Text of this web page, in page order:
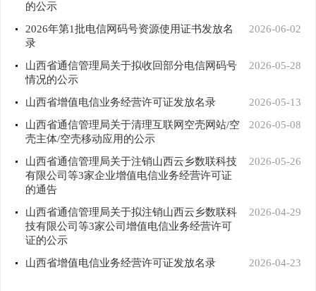
的公示
2026-06-02
2026年第1批电信网码号资源使用证书发放名
录
2026-05-28
山西省通信管理局关于拟收回部分电信网码号
情况的公示
2026-05-13
山西省增值电信业务经营许可证发放名录
2026-05-08
山西省通信管理局关于清理互联网空壳网站/空
壳主体/空壳移动应用的公示
2026-05-26
山西省通信管理局关于注销山西云乡数联科技
有限公司等3家企业增值电信业务经营许可证
的通告
2026-04-29
山西省通信管理局关于拟注销山西云乡数联科
技有限公司等3家公司增值电信业务经营许可
证的公示
2026-04-23
山西省增值电信业务经营许可证发放名录